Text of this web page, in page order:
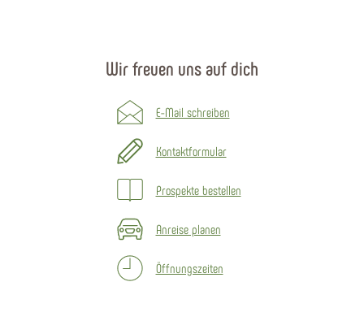
Wir freuen uns auf dich
E-Mail schreiben
Kontaktformular
Prospekte bestellen
Anreise planen
Öffnungszeiten